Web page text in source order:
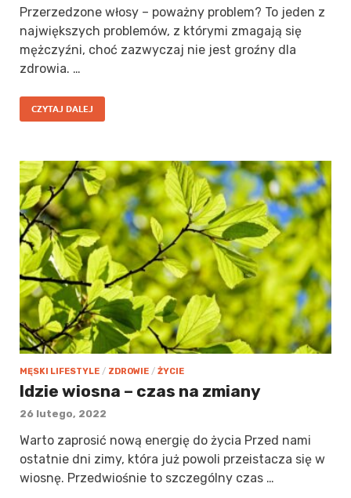
Przerzedzone włosy – poważny problem? To jeden z
największych problemów, z którymi zmagają się
mężczyźni, choć zazwyczaj nie jest groźny dla
zdrowia. …
CZYTAJ DALEJ
MĘSKI LIFESTYLE / ZDROWIE / ŻYCIE
Idzie wiosna – czas na zmiany
26 lutego, 2022
Warto zaprosić nową energię do życia Przed nami
ostatnie dni zimy, która już powoli przeistacza się w
wiosnę. Przedwiośnie to szczególny czas …